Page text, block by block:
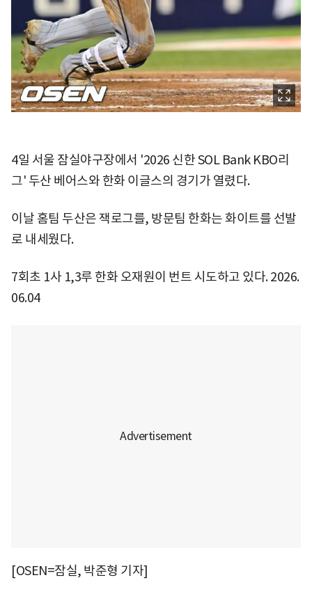
4일 서울 잠실야구장에서 '2026 신한 SOL Bank KBO리
그' 두산 베어스와 한화 이글스의 경기가 열렸다.
이날 홈팀 두산은 잭로그를, 방문팀 한화는 화이트를 선발
로 내세웠다.
7회초 1사 1,3루 한화 오재원이 번트 시도하고 있다. 2026.
06.04
[OSEN=잠실, 박준형 기자]